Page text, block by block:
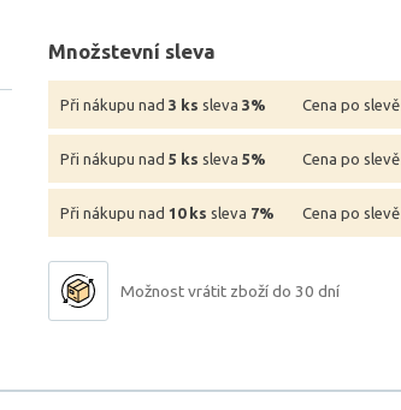
Množstevní sleva
Při nákupu nad 3 ks sleva 3% Cena po slevě
Při nákupu nad 5 ks sleva 5% Cena po slevě
Při nákupu nad 10 ks sleva 7% Cena po slevě
Možnost vrátit zboží do 30 dní